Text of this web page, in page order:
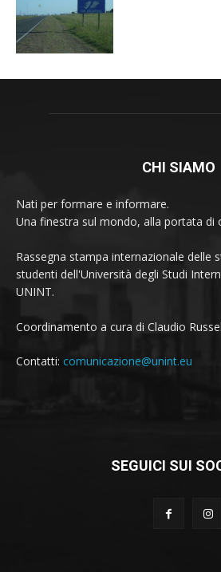
CHI SIAMO
Nati per formare e informare.
Una finestra sul mondo, alla portata di
Rassegna stampa internazionale delle
studenti dell'Università degli Studi
UNINT.
Coordinamento a cura di Claudio
Contatti: comunicazione@unint.eu
SEGUICI SUI